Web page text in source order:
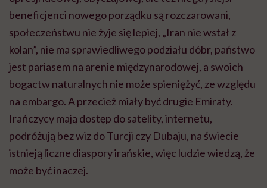
beneficjenci nowego porządku są rozczarowani,
społeczeństwu nie żyje się lepiej, „Iran nie wstał z
kolan”, nie ma sprawiedliwego podziału dóbr, państwo
jest pariasem na arenie międzynarodowej, a swoich
bogactw naturalnych nie może spieniężyć, ze względu
na embargo. A przecież miały być drugie Emiraty.
Irańczycy mają dostęp do satelity, internetu,
podróżują bez wiz do Turcji czy Dubaju, na świecie
istnieją liczne diaspory irańskie, więc ludzie wiedzą, że
może być inaczej.